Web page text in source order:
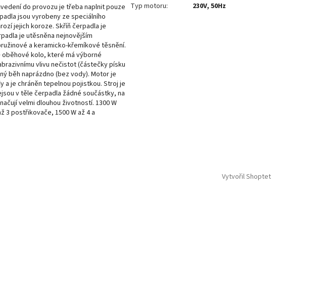
do provozu je třeba naplnit pouze
jsou vyrobeny ze speciálního
jejich koroze. Skříň čerpadla je
je utěsněna nejnovějším
a keramicko-křemíkové těsnění.
oběhové kolo, které má výborné
vlivu nečistot (částečky písku
běh naprázdno (bez vody). Motor je
je chráněn tepelnou pojistkou. Stroj je
v těle čerpadla žádné součástky, na
velmi dlouhou životností. 1300 W
3 postřikovače, 1500 W až 4 a
Typ motoru: 230V, 50Hz
Vytvořil Shoptet